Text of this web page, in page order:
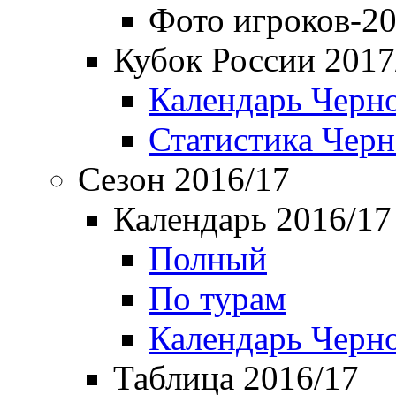
Фото игроков-
Кубок России
Календарь
Статистика
Сезон 2016/17
Календарь 2016/17
Полный
По турам
Календарь
Таблица 2016/17